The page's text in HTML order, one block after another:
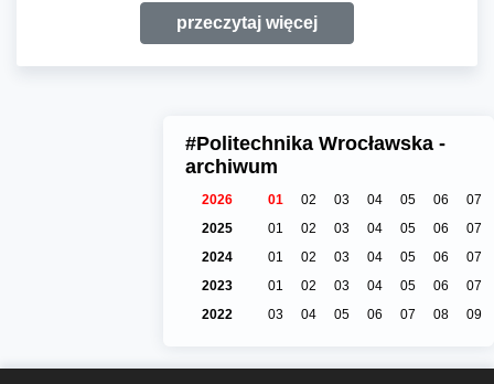
przeczytaj więcej
#Politechnika Wrocławska -
archiwum
2026 01 02 03 04 05 06
07
2025
01 02 03 04 05 06
07
2024
01 02 03 04 05 06
07
2023
01 02 03 04 05 06
07
2022
03 04 05 06 07 08 09